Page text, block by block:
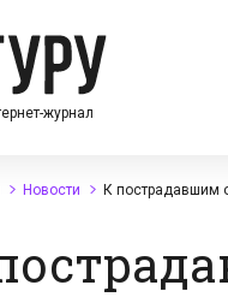
журнал
Новости К пострадавшим